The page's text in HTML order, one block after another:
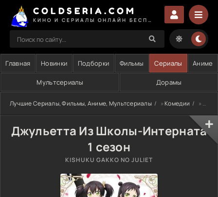
COLDSERIA.COM
Главная Новинки Подборки Фильмы Сериалы Аниме
Мультсериалы Дорамы
Лучшие Сериалы, Фильмы, Аниме, Мультсериалы »Комедии » Джульетта Из Школы-Интерната 1 сезон
Джульетта Из Школы-Интерната
1 сезон
KISHUKU GAKKO NO JULIET